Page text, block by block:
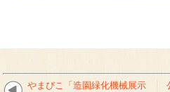
やまびこ「造園緑化機械展示